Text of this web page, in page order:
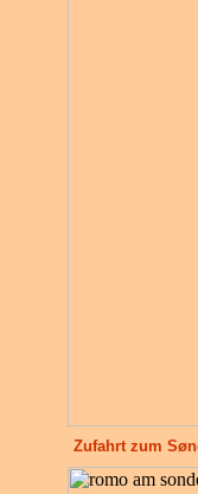
Zufahrt zum